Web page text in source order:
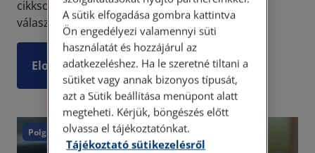
cikksorozatunkban ezekre a kérdésekre fogunk
válaszolni.
Elolvasom
Polgári törvénykönyv
A sütik elfogadása gombra kattintva
Ön engedélyezi valamennyi süti
használatát és hozzájárul az
adatkezeléshez. Ha le szeretné tiltani a
sütiket vagy annak bizonyos típusát,
azt a Sütik beállítása menüpont alatt
megteheti. Kérjük, böngészés előtt
olvassa el tájékoztatónkat.
Tájékoztató sütikezelésről